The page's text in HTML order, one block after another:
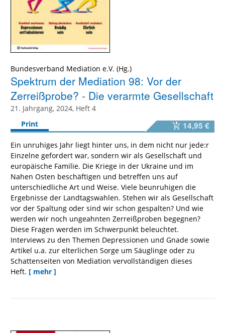
Bundesverband Mediation e.V. (Hg.)
Spektrum der Mediation 98: Vor der
Zerreißprobe? - Die verarmte Gesellschaft
21. Jahrgang, 2024, Heft 4
Print
14,95 €
Ein unruhiges Jahr liegt hinter uns, in dem nicht nur jede:r
Einzelne gefordert war, sondern wir als Gesellschaft und
europäische Familie. Die Kriege in der Ukraine und im
Nahen Osten beschäftigen und betreffen uns auf
unterschiedliche Art und Weise. Viele beunruhigen die
Ergebnisse der Landtagswahlen. Stehen wir als Gesellschaft
vor der Spaltung oder sind wir schon gespalten? Und wie
werden wir noch ungeahnten Zerreißproben begegnen?
Diese Fragen werden im Schwerpunkt beleuchtet.
Interviews zu den Themen Depressionen und Gnade sowie
Artikel u.a. zur elterlichen Sorge um Säuglinge oder zu
Schattenseiten von Mediation vervollständigen dieses
Heft. [ mehr ]